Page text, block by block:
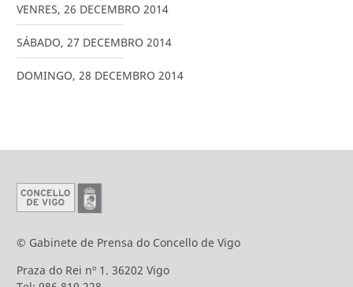
VENRES, 26 DECEMBRO 2014
SÁBADO, 27 DECEMBRO 2014
DOMINGO, 28 DECEMBRO 2014
© Gabinete de Prensa do Concello de Vigo
Praza do Rei nº 1. 36202 Vigo